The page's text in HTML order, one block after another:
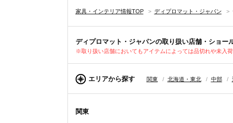
家具・インテリア情報TOP > ディプロマット・ジャパン >
ディプロマット・ジャパンの取り扱い店舗・ショー
※取り扱い店舗においてもアイテムによっては品切れや未入
エリアから探す 関東 / 北海道・東北 / 中部 /
関東